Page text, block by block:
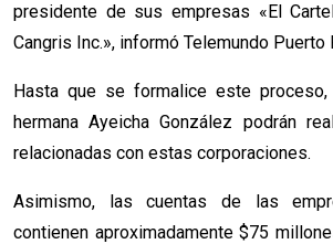
presidente de sus empresas «El
Cangris Inc.», informó Telemundo Puerto
Hasta que se formalice este
hermana Ayeicha González podrán
relacionadas con estas corporaciones.
Asimismo, las cuentas de las
contienen aproximadamente $75